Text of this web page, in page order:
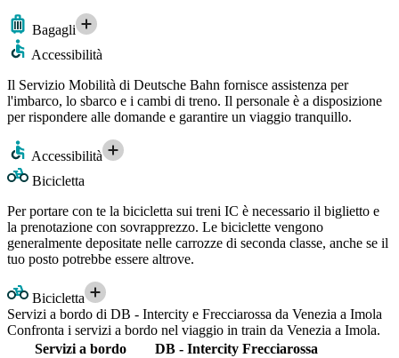
Bagagli
Accessibilità
Il Servizio Mobilità di Deutsche Bahn fornisce assistenza per
l'imbarco, lo sbarco e i cambi di treno. Il personale è a disposizione
per rispondere alle domande e garantire un viaggio tranquillo.
Accessibilità
Bicicletta
Per portare con te la bicicletta sui treni IC è necessario il biglietto e
la prenotazione con sovrapprezzo. Le biciclette vengono
generalmente depositate nelle carrozze di seconda classe, anche se il
tuo posto potrebbe essere altrove.
Bicicletta
Servizi a bordo di DB - Intercity e Frecciarossa da Venezia a Imola
Confronta i servizi a bordo nel viaggio in train da Venezia a Imola.
Servizi a bordo
DB - Intercity Frecciarossa